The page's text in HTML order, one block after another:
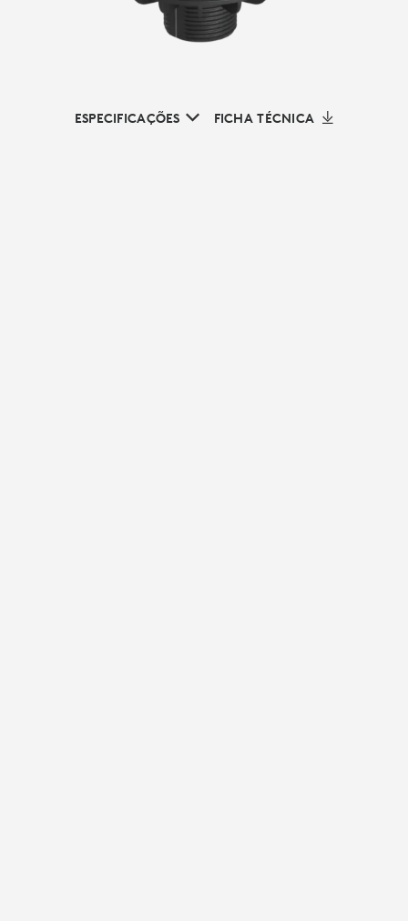
ESPECIFICAÇÕES FICHA TÉCNICA